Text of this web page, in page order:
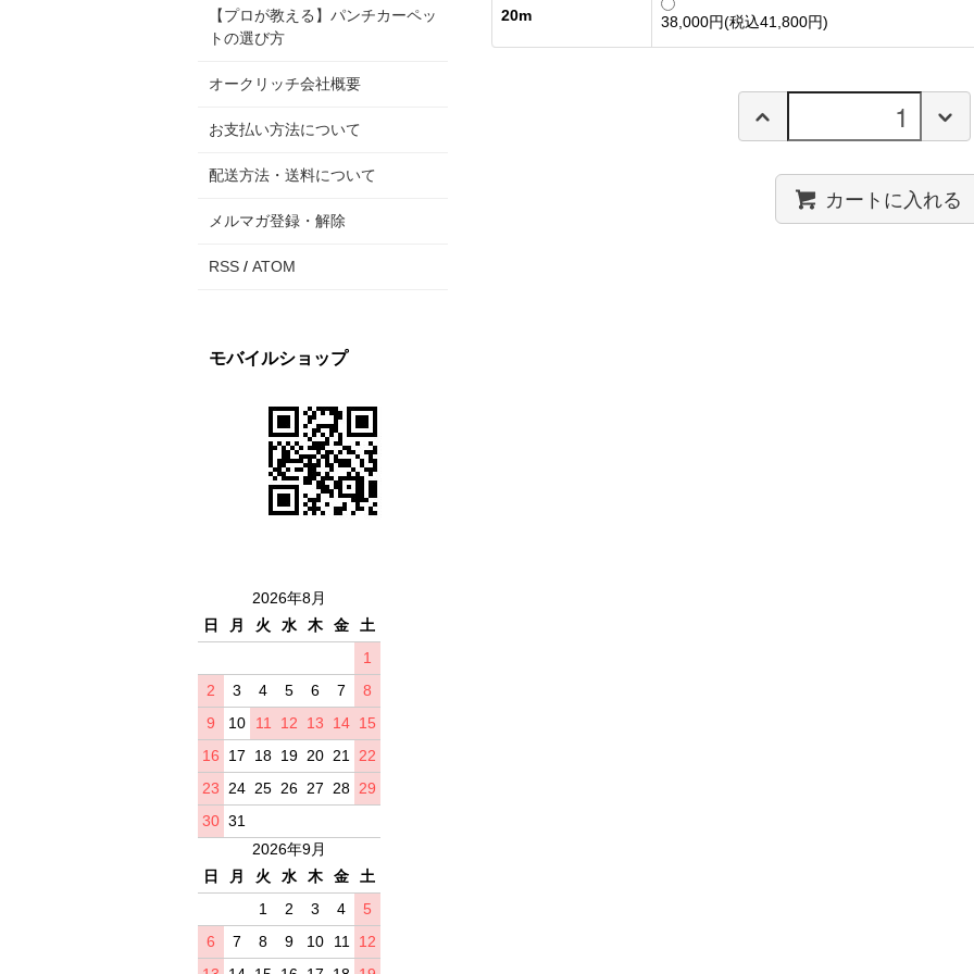
20m 38,000円(税込41,800円)
カートに入れる
【プロが教える】パンチカーペッ
トの選び方
オークリッチ会社概要
お支払い方法について
配送方法・送料について
メルマガ登録・解除
RSS / ATOM
モバイルショップ
2026年8月
日
月 火 水 木 金
土
1
2
3 4 5 6 7
8
9
10 11 12 13 14 15
16
17 18 19 20 21
22
23
24 25 26 27 28 29
30 31
2026年9月
日
月 火 水 木 金
土
1
2 3 4
5
6
7 8 9 10 11
12